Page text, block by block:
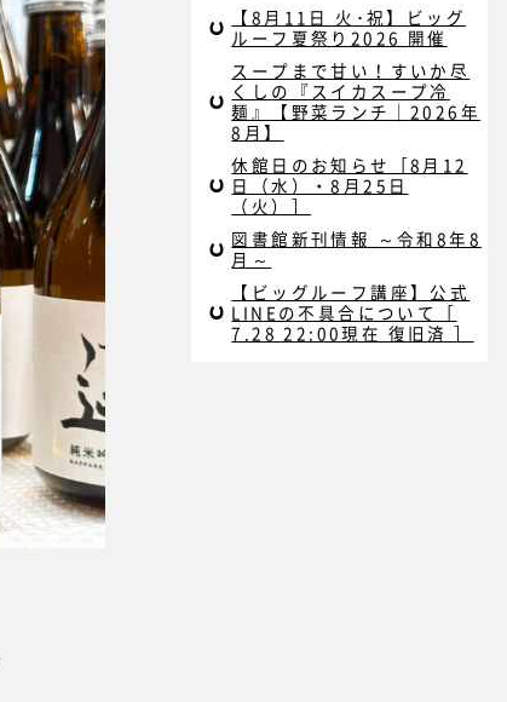
【8月11日 火･祝】ビッグ
ルーフ夏祭り2026 開催
スープまで甘い！すいか尽
くしの『スイカスープ冷
麺』【野菜ランチ｜2026年
8月】
休館日のお知らせ［8月12
日（水）・8月25日
（火）］
図書館新刊情報 ～令和8年8
月～
【ビッグルーフ講座】公式
LINEの不具合について［
7.28 22:00現在 復旧済 ］